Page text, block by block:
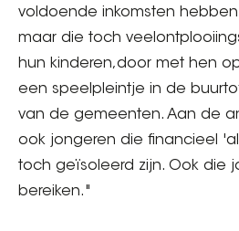
voldoende inkomsten
maar die toch
hun kinderen,door met hen
een speelpleintje in de
van de gemeenten. Aan de
ook jongeren die financieel
toch geïsoleerd zijn. Ook die
bereiken."